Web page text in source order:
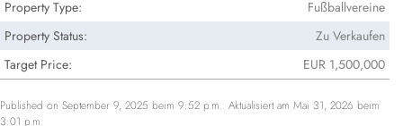
Property Type:
Fußballvereine
Property Status:
Zu Verkaufen
Target Price:
EUR 1,500,000
Published on September 9, 2025 beim 9:52 p.m.. Aktualisiert am Mai 31, 2026 beim
3:01 p.m.